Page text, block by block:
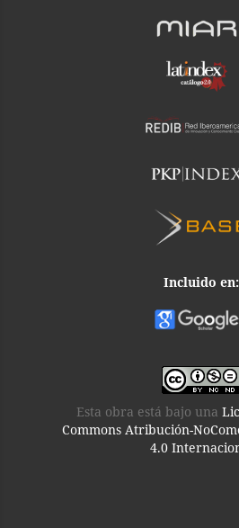
Incluido en:
Esta obra está bajo una
Commons Atribución-
4.0